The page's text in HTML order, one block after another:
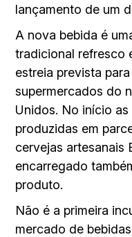
lançamento de um
A nova bebida é
tradicional refresco
estreia prevista
supermercados do
Unidos. No início
produzidas em
cervejas artesanais
encarregado
produto.
Não é a primeira
mercado de